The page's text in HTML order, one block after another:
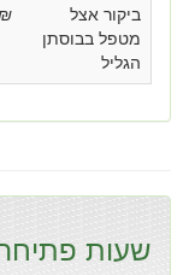
ביקור אצל
מטפל בבוסתן
הגליל
שעות